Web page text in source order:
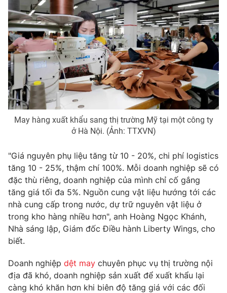
Sản phẩm
Thị trường
Tư vấn
Lịch phát sóng
Chuyên mục khác
Emagazine Podcast
Photo Infographic
Shorts video
VTV Money VTV Thể thao
VTV Sức khoẻ Bất động sản
Thị trường 24h Tấm lòng Việt
VTV9 VTV8
May hàng xuất khẩu sang thị trường Mỹ tại một công ty
ở Hà Nội. (Ảnh: TTXVN)
"Giá nguyên phụ liệu tăng từ 10 - 20%, chi phí logistics
tăng 10 - 25%, thậm chí 100%. Mỗi doanh nghiệp sẽ có
đặc thù riêng, doanh nghiệp của mình chỉ cố gắng
tăng giá tối đa 5%. Nguồn cung vật liệu hướng tới các
nhà cung cấp trong nước, dự trữ nguyên vật liệu ở
trong kho hàng nhiều hơn", anh Hoàng Ngọc Khánh,
Nhà sáng lập, Giám đốc Điều hành Liberty Wings, cho
biết.
Doanh nghiệp dệt may chuyên phục vụ thị trường nội
địa đã khó, doanh nghiệp sản xuất để xuất khẩu lại
càng khó khăn hơn khi biên độ tăng giá với các đối